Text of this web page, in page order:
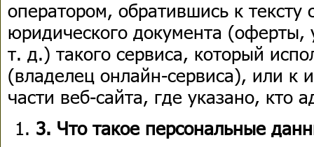
оператором, обратившись к тексту
юридического документа (оферты,
т. д.) такого сервиса, который
(владелец онлайн-сервиса), или
части веб-сайта, где указано, кто
3. Что такое персональные